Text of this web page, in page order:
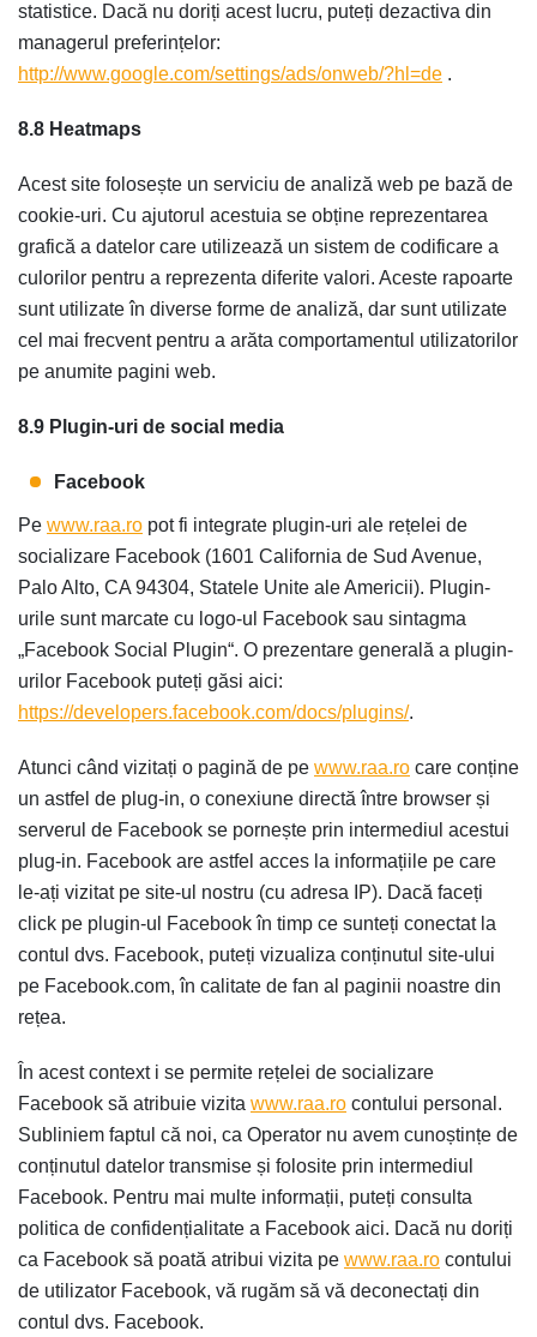
statistice. Dacă nu doriți acest lucru, puteți dezactiva din
managerul preferințelor:
http://www.google.com/settings/ads/onweb/?hl=de .
8.8 Heatmaps
Acest site folosește un serviciu de analiză web pe bază de
cookie-uri. Cu ajutorul acestuia se obține reprezentarea
grafică a datelor care utilizează un sistem de codificare a
culorilor pentru a reprezenta diferite valori. Aceste rapoarte
sunt utilizate în diverse forme de analiză, dar sunt utilizate
cel mai frecvent pentru a arăta comportamentul utilizatorilor
pe anumite pagini web.
8.9 Plugin-uri de social media
Facebook
Pe www.raa.ro pot fi integrate plugin-uri ale rețelei de
socializare Facebook (1601 California de Sud Avenue,
Palo Alto, CA 94304, Statele Unite ale Americii). Plugin-
urile sunt marcate cu logo-ul Facebook sau sintagma
„Facebook Social Plugin“. O prezentare generală a plugin-
urilor Facebook puteți găsi aici:
https://developers.facebook.com/docs/plugins/.
Atunci când vizitați o pagină de pe www.raa.ro care conține
un astfel de plug-in, o conexiune directă între browser și
serverul de Facebook se pornește prin intermediul acestui
plug-in. Facebook are astfel acces la informațiile pe care
le-ați vizitat pe site-ul nostru (cu adresa IP). Dacă faceți
click pe plugin-ul Facebook în timp ce sunteți conectat la
contul dvs. Facebook, puteți vizualiza conținutul site-ului
pe Facebook.com, în calitate de fan al paginii noastre din
rețea.
În acest context i se permite rețelei de socializare
Facebook să atribuie vizita www.raa.ro contului personal.
Subliniem faptul că noi, ca Operator nu avem cunoștințe de
conținutul datelor transmise și folosite prin intermediul
Facebook. Pentru mai multe informații, puteți consulta
politica de confidențialitate a Facebook aici. Dacă nu doriți
ca Facebook să poată atribui vizita pe www.raa.ro contului
de utilizator Facebook, vă rugăm să vă deconectați din
contul dvs. Facebook.